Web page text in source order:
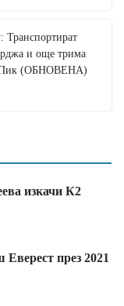
Транспортират
и още трима
Пик (ОБНОВЕНА)
изкачи К2
Еверест през 2021